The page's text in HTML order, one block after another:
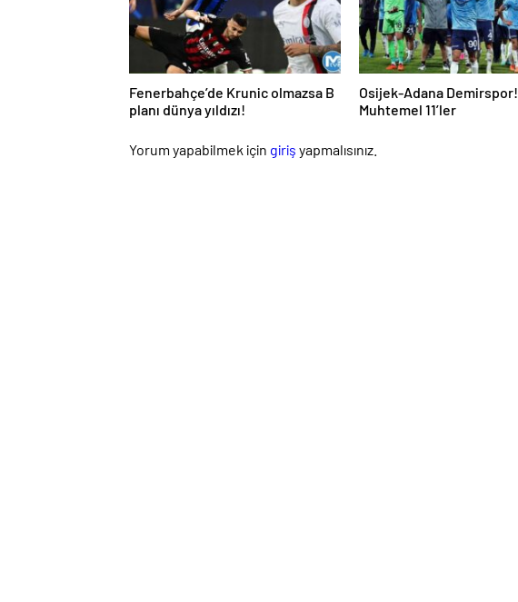
Fenerbahçe’de Krunic olmazsa B
planı dünya yıldızı!
Osijek-Adana Demirspor!
Muhtemel 11’ler
Yorum yapabilmek için giriş yapmalısınız.